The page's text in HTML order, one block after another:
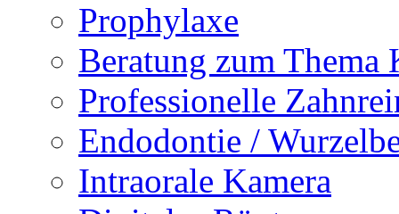
Prophylaxe
Beratung zum Thema
Professionelle
Endodontie /
Intraorale Kamera